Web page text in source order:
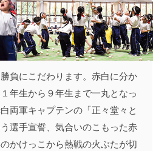
負にこだわります。赤白に分か
年生から９年生まで一丸となっ
両軍キャプテンの「正々堂々と
選手宣誓、気合いのこもった赤
かけっこから熱戦の火ぶたが切